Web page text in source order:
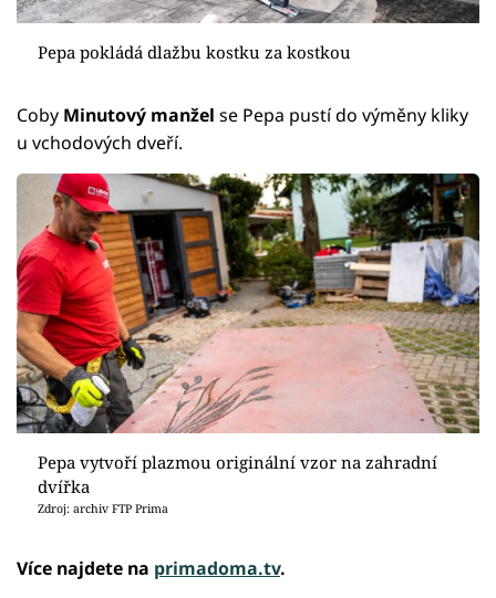
Pepa pokládá dlažbu kostku za kostkou
Coby Minutový manžel se Pepa pustí do výměny kliky
u vchodových dveří.
Pepa vytvoří plazmou originální vzor na zahradní
dvířka
Zdroj: archiv FTP Prima
Více najdete na primadoma.tv.